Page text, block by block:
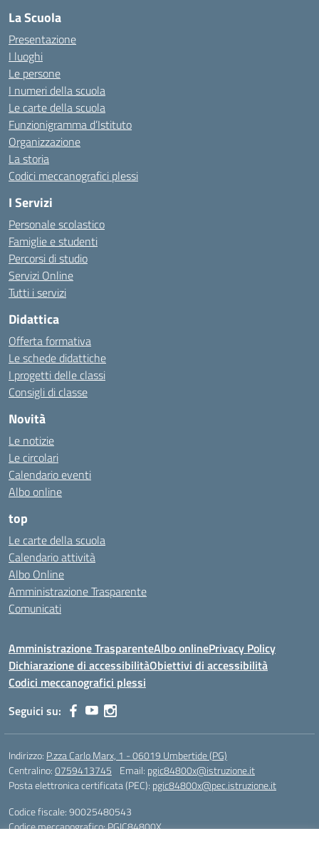
La Scuola
Presentazione
I luoghi
Le persone
I numeri della scuola
Le carte della scuola
Funzionigramma d’Istituto
Organizzazione
La storia
Codici meccanografici plessi
I Servizi
Personale scolastico
Famiglie e studenti
Percorsi di studio
Servizi Online
Tutti i servizi
Didattica
Offerta formativa
Le schede didattiche
I progetti delle classi
Consigli di classe
Novità
Le notizie
Le circolari
Calendario eventi
Albo online
top
Le carte della scuola
Calendario attività
Albo Online
Amministrazione Trasparente
Comunicati
Amministrazione TrasparenteAlbo onlinePrivacy Policy
Dichiarazione di accessibilitàObiettivi di accessibilità
Codici meccanografici plessi
Seguici su:
Indirizzo: P.zza Carlo Marx, 1 - 06019 Umbertide (PG)
Centralino:0759413745 Email: pgic84800x@istruzione.it
Posta elettronica certificata (PEC): pgic84800x@pec.istruzione.it
Codice fiscale: 90025480543
Codice meccanografico:PGIC84800X